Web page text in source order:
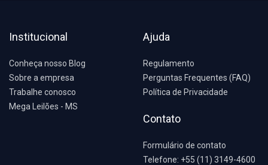
Institucional
Conheça nosso Blog
Sobre a empresa
Trabalhe conosco
Mega Leilões - MS
Ajuda
Regulamento
Perguntas Frequentes (FAQ)
Política de Privacidade
Contato
Formulário de contato
Telefone: +55 (11) 3149-4600